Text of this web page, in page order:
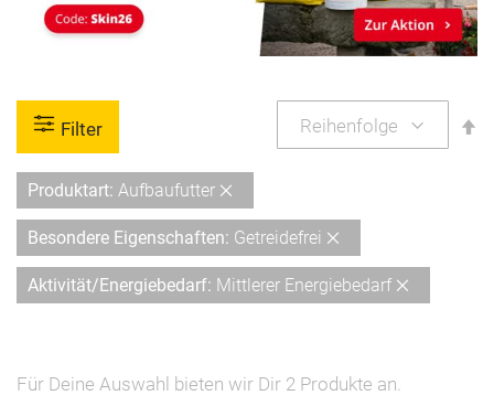
Produktart Aufbaufutter
Artikel
entfernen
Besondere Eigenschaften Getreidefrei
Artikel
entfernen
Aktivität/Energiebedarf Mittlerer Energiebedarf
Artikel
Für Deine Auswahl bieten wir Dir 2 Produkte an.
Filter